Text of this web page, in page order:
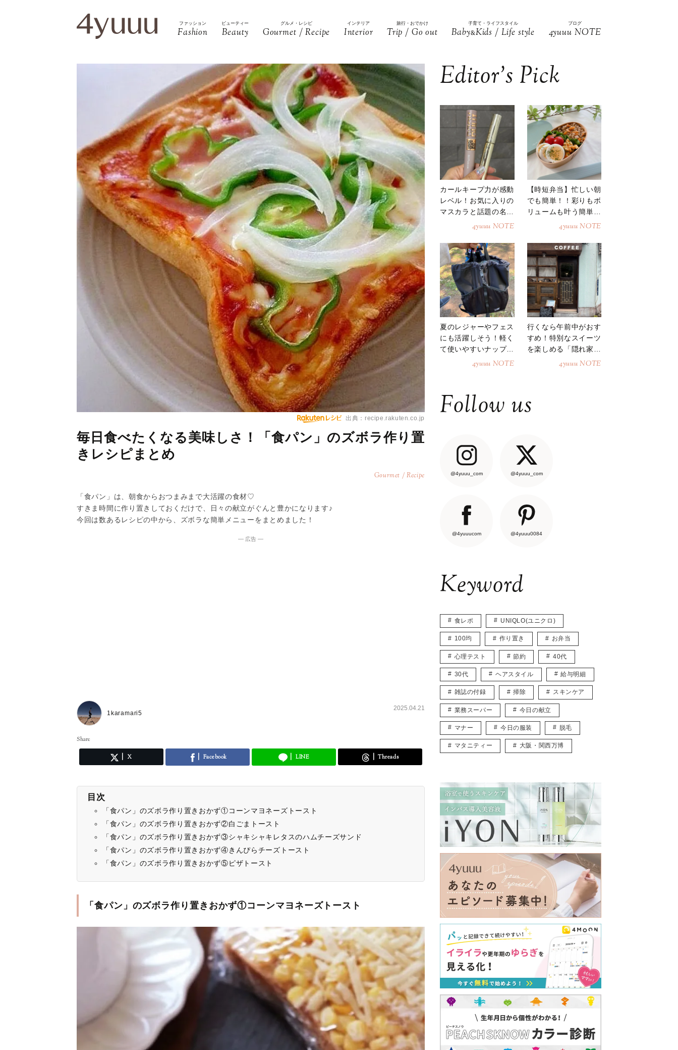
ファッション
Fashion
ビューティー
Beauty
グルメ・レシピ
Gourmet / Recipe
インテリア
Interior
旅行・おでかけ
Trip / Go out
子育て・ライフスタイル
Baby&Kids / Life style
ブログ
4yuuu NOTE
出典：recipe.rakuten.co.jp
毎日食べたくなる美味しさ！「食パン」のズボラ作り置
きレシピまとめ
Gourmet / Recipe
「食パン」は、朝食からおつまみまで大活躍の食材♡
すきま時間に作り置きしておくだけで、日々の献立がぐんと豊かになります♪
今回は数あるレシピの中から、ズボラな簡単メニューをまとめました！
― 広告 ―
1karamari5
2025.04.21
Share
X Facebook LINE Threads
目次
「食パン」のズボラ作り置きおかず①コーンマヨネーズトースト
「食パン」のズボラ作り置きおかず②白ごまトースト
「食パン」のズボラ作り置きおかず③シャキシャキレタスのハムチーズサンド
「食パン」のズボラ作り置きおかず④きんぴらチーズトースト
「食パン」のズボラ作り置きおかず⑤ピザトースト
「食パン」のズボラ作り置きおかず①コーンマヨネーズトースト
Editor’s Pick
カールキープ力が感動
レベル！お気に入りの
マスカラと話題の名品
4yuuu NOTE
【時短弁当】忙しい朝
でも簡単！！彩りもボ
リュームも叶う簡単そ
4yuuu NOTE
夏のレジャーやフェス
にも活躍しそう！軽く
て使いやすいナップサ
4yuuu NOTE
行くなら午前中がおす
すめ！特別なスイーツ
を楽しめる「隠れ家カ
4yuuu NOTE
Follow us
@4yuuu_com @4yuuu_com
@4yuuucom @4yuuu0084
Keyword
食レポ UNIQLO(ユニクロ)
100均 作り置き お弁当
心理テスト 節約 40代
30代 ヘアスタイル 給与明細
雑誌の付録 掃除 スキンケア
業務スーパー 今日の献立
マナー 今日の服装 脱毛
マタニティー 大阪・関西万博